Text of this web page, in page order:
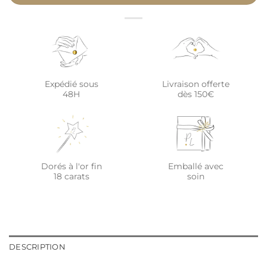
Expédié sous
48H
Livraison offerte
dès 150€
Dorés à l'or fin
18 carats
Emballé avec
soin
DESCRIPTION